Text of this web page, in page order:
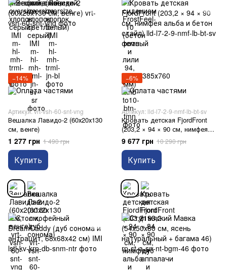
−14%
Артикул: vrt-vsh-60-snt-vng
Вешалка Лавидо-2 (60х20х130
см, венге)
1 277 грн 1 490 грн
Купить
−6%
Артикул: lld-l7-2-9-nmf-lb-bt-sv
Кровать детская FjordFront
(203,2 × 94 × 90 см, нимфея
альба и бетон стайл)
9 677 грн 10 290 грн
Купить